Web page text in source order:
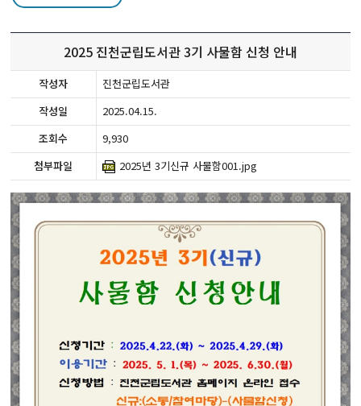
2025 진천군립도서관 3기 사물함 신청 안내
작성자
진천군립도서관
작성일
2025.04.15.
조회수
9,930
첨부파일
2025년 3기신규 사물함001.jpg